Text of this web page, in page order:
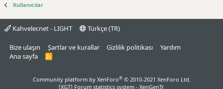
Kullanıcılar
Kahveler.net - LIGHT Türkçe (TR)
Bize ulaşın Şartlar ve kurallar Gizlilik politikası
Yardım
Ana sayfa
R
Community platform by XenForo® © 2010-2021 XenForo Ltd.
[XGT] Forum statistics system - XenGenTr